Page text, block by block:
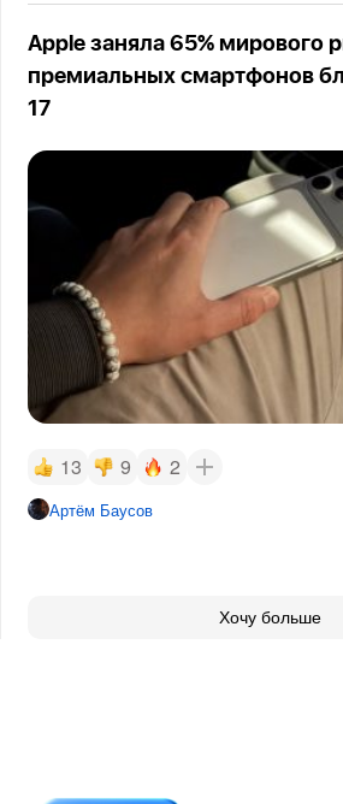
Apple заняла 65% мирового
премиальных смартфонов
17
13 9 2
Артём Баусов
Хочу больше